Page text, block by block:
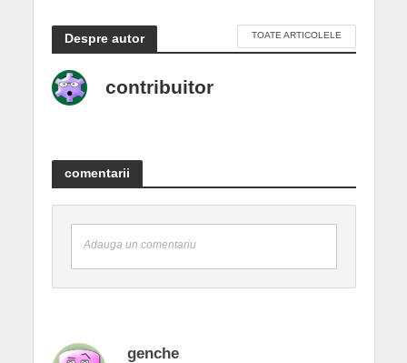
Despre autor TOATE ARTICOLELE
contribuitor
comentarii
Adauga un comentariu
genche